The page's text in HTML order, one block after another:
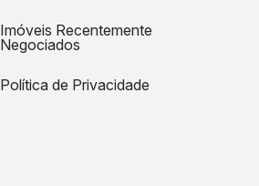
Imóveis Recentemente
Negociados
Política de Privacidade